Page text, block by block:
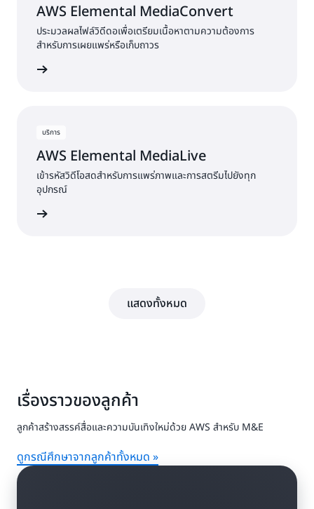
AWS Elemental MediaConvert
ประมวลผลไฟล์วิดีดอเพื่อเตรียมเนื้อหาตามความต้องการ
สำหรับการเผยแพร่หรือเก็บถาวร
บริการ
AWS Elemental MediaLive
เข้ารหัสวิดีโอสดสำหรับการแพร่ภาพและการสตรีมไปยังทุก
อุปกรณ์
แสดงทั้งหมด
เรื่องราวของลูกค้า
ลูกค้าสร้างสรรค์สื่อและความบันเทิงใหม่ด้วย AWS สำหรับ M&E
ดูกรณีศึกษาจากลูกค้าทั้งหมด »